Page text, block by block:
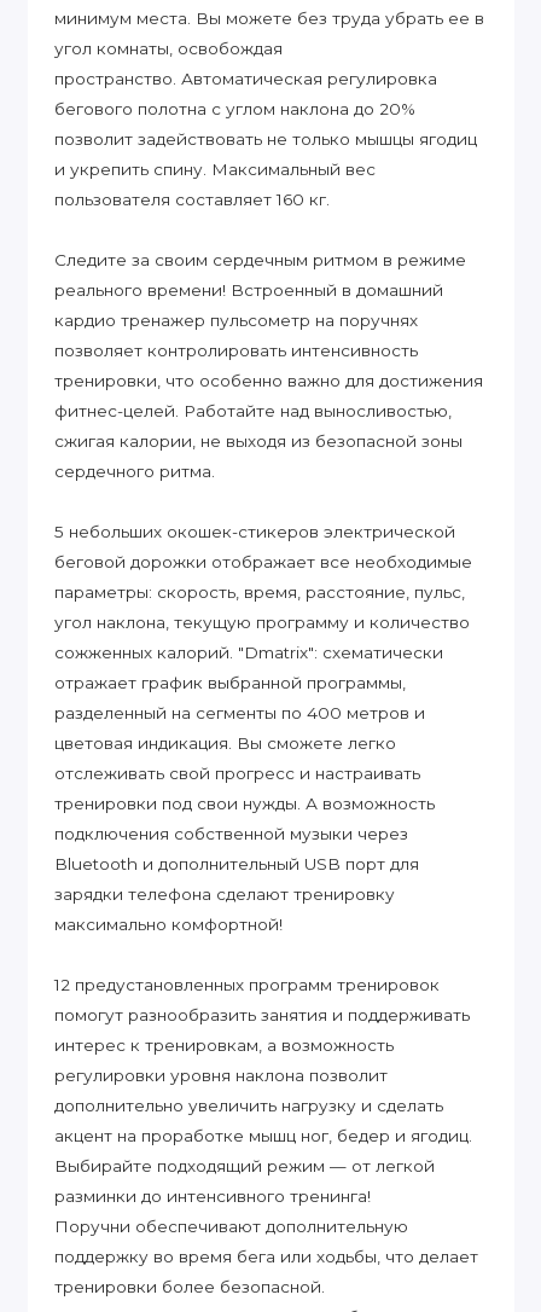
минимум места. Вы можете без труда убрать ее в
угол комнаты, освобождая
пространство. Автоматическая регулировка
бегового полотна с углом наклона до 20%
позволит задействовать не только мышцы ягодиц
и укрепить спину. Максимальный вес
пользователя составляет 160 кг.
Следите за своим сердечным ритмом в режиме
реального времени! Встроенный в домашний
кардио тренажер пульсометр на поручнях
позволяет контролировать интенсивность
тренировки, что особенно важно для достижения
фитнес-целей. Работайте над выносливостью,
сжигая калории, не выходя из безопасной зоны
сердечного ритма.
5 небольших окошек-стикеров электрической
беговой дорожки отображает все необходимые
параметры: скорость, время, расстояние, пульс,
угол наклона, текущую программу и количество
сожженных калорий. "Dmatrix": схематически
отражает график выбранной программы,
разделенный на сегменты по 400 метров и
цветовая индикация. Вы сможете легко
отслеживать свой прогресс и настраивать
тренировки под свои нужды. А возможность
подключения собственной музыки через
Bluetooth и дополнительный USB порт для
зарядки телефона сделают тренировку
максимально комфортной!
12 предустановленных программ тренировок
помогут разнообразить занятия и поддерживать
интерес к тренировкам, а возможность
регулировки уровня наклона позволит
дополнительно увеличить нагрузку и сделать
акцент на проработке мышц ног, бедер и ягодиц.
Выбирайте подходящий режим — от легкой
разминки до интенсивного тренинга!
Поручни обеспечивают дополнительную
поддержку во время бега или ходьбы, что делает
тренировки более безопасной.